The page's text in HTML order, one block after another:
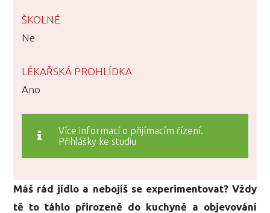
ŠKOLNÉ
Ne
LÉKAŘSKÁ PROHLÍDKA
Ano
Více informací o přijímacím řízení.
Přihlášky ke studiu
Máš rád jídlo a nebojíš se experimentovat? Vždy
tě to táhlo přirozeně do kuchyně a objevování